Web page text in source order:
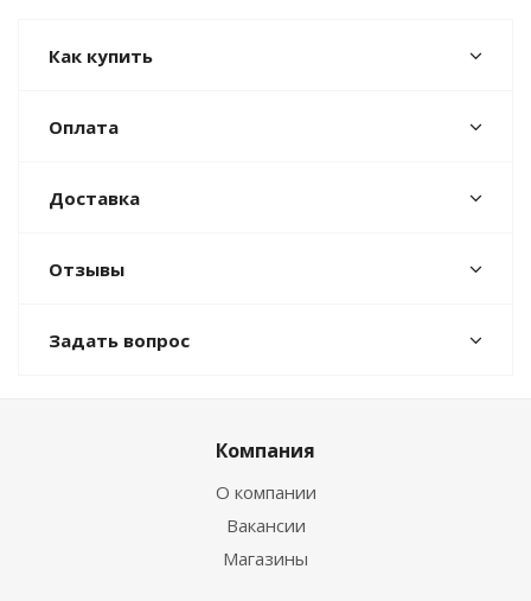
Как купить
Оплата
Доставка
Отзывы
Задать вопрос
Компания
О компании
Вакансии
Магазины